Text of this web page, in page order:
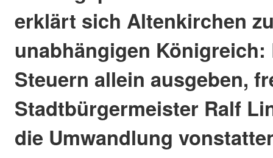
erklärt sich Altenkirchen
unabhängigen
Steuern allein ausgeben,
Stadtbürgermeister Ralf
die Umwandlung